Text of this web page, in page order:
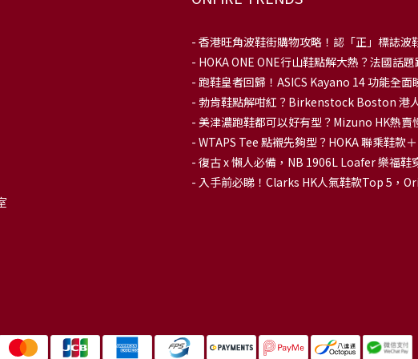
- 香港旺角波鞋街購物攻略！認「正」標誌波
- HOKA ONE ONE行山鞋點解大熱？法國話
- 跑鞋皇者回歸！ASICS Kayano 14 功能全面
- 勃肯鞋點解咁紅？Birkenstock Boston 港
- 美津濃跑鞋都可以好有型？Mizuno HK熱賣
- WTAPS Tee 點襯先夠型？HOKA 聯乘鞋款
- 復古 x 懶人必備，NB 1906L Loafer 樂福鞋
- 入手前必睇！Clarks HK人氣鞋款Top 5，